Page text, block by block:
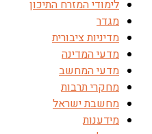
לימודי המזרח התיכון
מגדר
מדיניות ציבורית
מדעי המדינה
מדעי המחשב
מחקרי תרבות
מחשבת ישראל
מידענות